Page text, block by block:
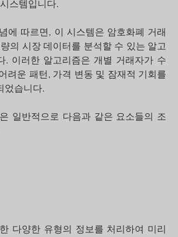
스템입니다.
에 따르면, 이 시스템은 암호화폐 거래
의 시장 데이터를 분석할 수 있는 알고
. 이러한 알고리즘은 개별 거래자가 수
려운 패턴, 가격 변동 및 잠재적 기회를
었습니다.
일반적으로 다음과 같은 요소들의 조
다양한 유형의 정보를 처리하여 미리